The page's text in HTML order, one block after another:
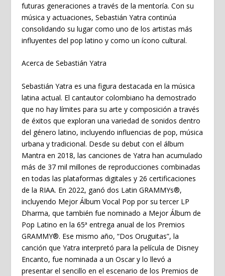
futuras generaciones a través de la mentoría. Con su
música y actuaciones, Sebastián Yatra continúa
consolidando su lugar como uno de los artistas más
influyentes del pop latino y como un ícono cultural.
Acerca de Sebastián Yatra
Sebastián Yatra es una figura destacada en la música
latina actual. El cantautor colombiano ha demostrado
que no hay límites para su arte y composición a través
de éxitos que exploran una variedad de sonidos dentro
del género latino, incluyendo influencias de pop, música
urbana y tradicional. Desde su debut con el álbum
Mantra en 2018, las canciones de Yatra han acumulado
más de 37 mil millones de reproducciones combinadas
en todas las plataformas digitales y 26 certificaciones
de la RIAA. En 2022, ganó dos Latin GRAMMYs®,
incluyendo Mejor Álbum Vocal Pop por su tercer LP
Dharma, que también fue nominado a Mejor Álbum de
Pop Latino en la 65ª entrega anual de los Premios
GRAMMY®. Ese mismo año, “Dos Oruguitas”, la
canción que Yatra interpretó para la película de Disney
Encanto, fue nominada a un Oscar y lo llevó a
presentar el sencillo en el escenario de los Premios de